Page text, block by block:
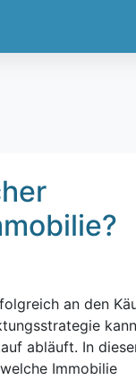
an den
abläuft. In
Immobilie